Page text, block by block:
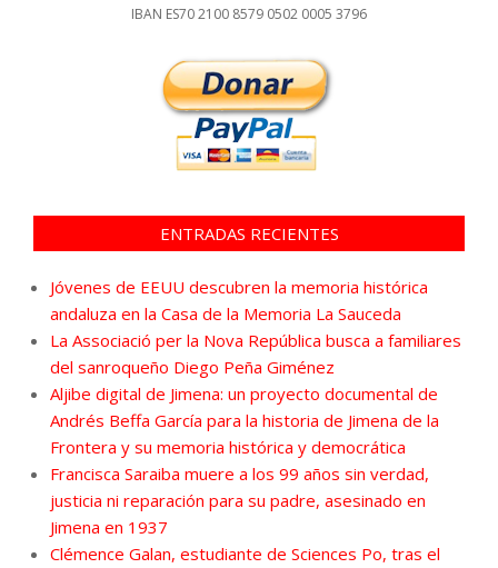
IBAN ES70 2100 8579 0502 0005 3796
ENTRADAS RECIENTES
Jóvenes de EEUU descubren la memoria histórica
andaluza en la Casa de la Memoria La Sauceda
La Associació per la Nova República busca a familiares
del sanroqueño Diego Peña Giménez
Aljibe digital de Jimena: un proyecto documental de
Andrés Beffa García para la historia de Jimena de la
Frontera y su memoria histórica y democrática
Francisca Saraiba muere a los 99 años sin verdad,
justicia ni reparación para su padre, asesinado en
Jimena en 1937
Clémence Galan, estudiante de Sciences Po, tras el